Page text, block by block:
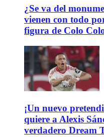
¿Se va del
vienen con todo
figura de Colo
¡Un nuevo
quiere a Alexis
verdadero Dream